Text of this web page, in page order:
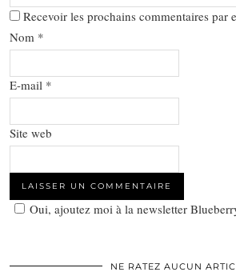
Recevoir les prochains commentaires par
Nom *
E-mail *
Site web
Oui, ajoutez moi à la newsletter
NE RATEZ AUCUN